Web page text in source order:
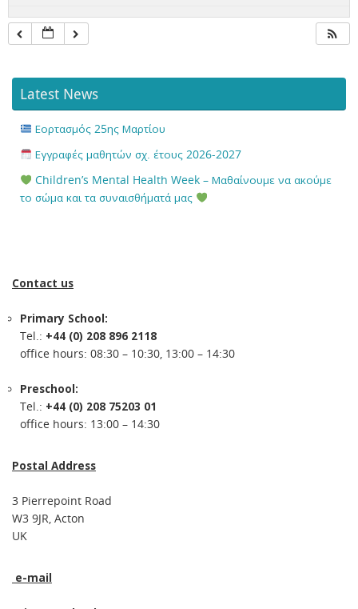
Latest News
Εορτασμός 25ης Μαρτίου
Εγγραφές μαθητών σχ. έτους 2026-2027
Children’s Mental Health Week – Μαθαίνουμε να ακούμε
το σώμα και τα συναισθήματά μας
Contact us
Primary School:
Tel.: +44 (0) 208 896 2118
office hours: 08:30 – 10:30, 13:00 – 14:30
Preschool:
Tel.: +44 (0) 208 75203 01
office hours: 13:00 – 14:30
Postal Address
3 Pierrepoint Road
W3 9JR, Acton
UK
e-mail